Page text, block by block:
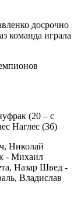
досрочно
команда играла
(20 – с
Наглес (36)
Николай
- Михаил
Назар Швед -
Владислав